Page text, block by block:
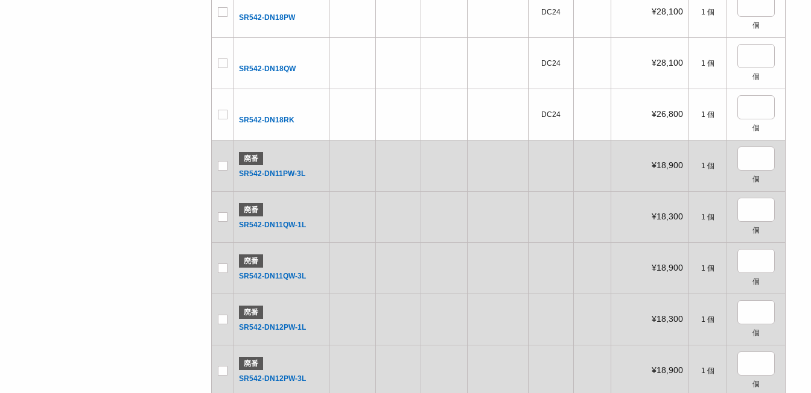
SR542-DN18PW
SR542-DN18QW
SR542-DN18RK
廃番
SR542-DN11PW-3L
廃番
SR542-DN11QW-1L
廃番
SR542-DN11QW-3L
廃番
SR542-DN12PW-1L
廃番
SR542-DN12PW-3L
DC24
DC24
DC24
¥28,100 1 個
個
¥28,100 1 個
個
¥26,800 1 個
個
¥18,900 1 個
個
¥18,300 1 個
個
¥18,900 1 個
個
¥18,300 1 個
個
¥18,900 1 個
個